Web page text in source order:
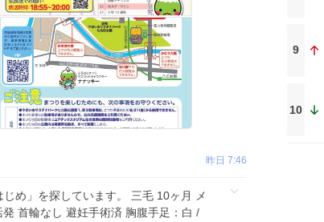
昨日 7:46
じめ」を探しています。 三毛 10ヶ月 メ
首輪なし 避妊手術済 胸腹手足：白 /
9
10